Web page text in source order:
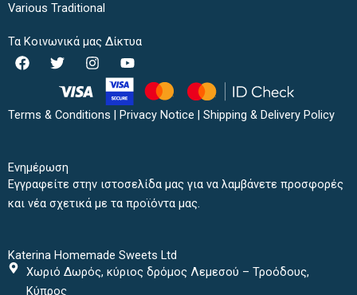
Various Traditional
Τα Κοινωνικά μας Δίκτυα
F
a
b
T
w
i
t
I
n
t
a
Y
o
u
t
u
Terms & Conditions | Privacy Notice | Shipping & Delivery Policy
Ενημέρωση
Εγγραφείτε στην ιστοσελίδα μας για να λαμβάνετε προσφορές
και νέα σχετικά με τα προϊόντα μας.
Katerina Homemade Sweets Ltd
Χωριό Δωρός, κύριος δρόμος Λεμεσού – Τροόδους,
Κύπρος